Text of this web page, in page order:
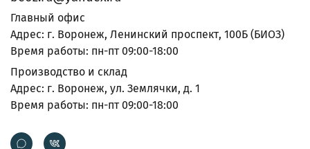
Главный офис
Адрес: г. Воронеж, Ленинский проспект, 100Б (БИОЗ)
Время работы: пн-пт 09:00-18:00
Производство и склад
Адрес: г. Воронеж, ул. Землячки, д. 1
Время работы: пн-пт 09:00-18:00